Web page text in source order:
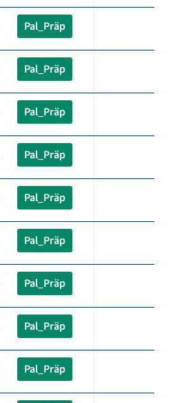
Pal_Präp
Pal_Präp
Pal_Präp
Pal_Präp
Pal_Präp
Pal_Präp
Pal_Präp
Pal_Präp
Pal_Präp